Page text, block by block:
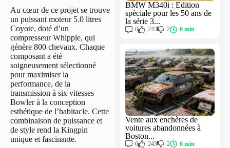
Au cœur de ce projet se trouve
un puissant moteur 5.0 litres
Coyote, doté d’un
compresseur Whipple, qui
génère 800 chevaux. Chaque
composant a été
soigneusement sélectionné
pour maximiser la
performance, de la
transmission à six vitesses
Bowler à la conception
esthétique de l’habitacle. Cette
combinaison de puissance et
de style rend la Kingpin
unique et fascinante.
BMW M340i : Édition
spéciale pour les 50 ans de
la série 3...
0 243 2 6 min
Vente aux enchères de
voitures abandonnées à
Boston...
0 243 2 6 min